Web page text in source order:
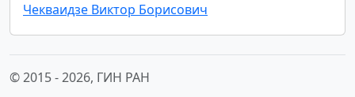
Чекваидзе Виктор Борисович
© 2015 -2026, ГИН РАН